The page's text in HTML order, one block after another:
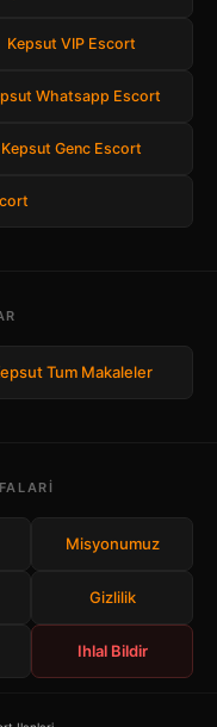
Kepsut VIP Escort
Whatsapp Escort
Kepsut Genc Escort
Tum Makaleler
Misyonumuz
Gizlilik
Ihlal Bildir